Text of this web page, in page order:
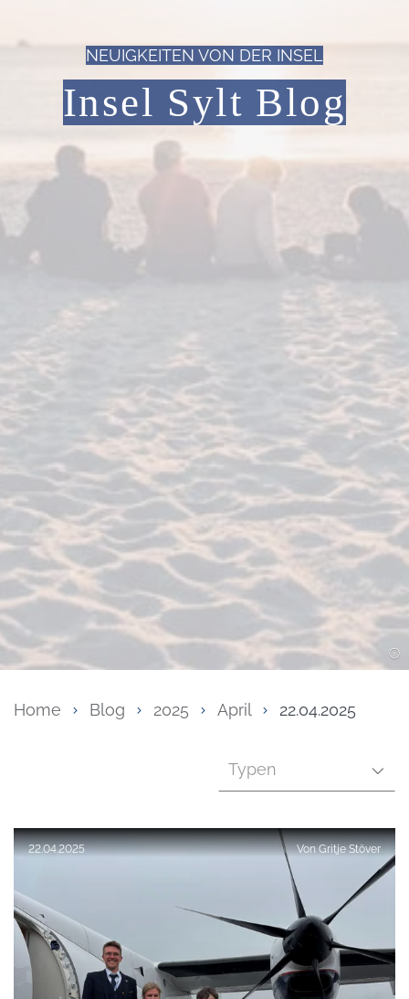
NEUIGKEITEN VON DER INSEL
Insel Sylt Blog
Home Blog 2025 April 22.04.2025
Typen
Veröffentlicht am:
22.04.2025 VonGritje Stöver